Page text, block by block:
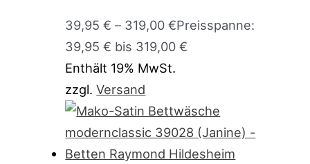
39,95€ – 319,00€Preisspanne:
39,95 € bis 319,00 €
Enthält 19% MwSt.
zzgl.Versand